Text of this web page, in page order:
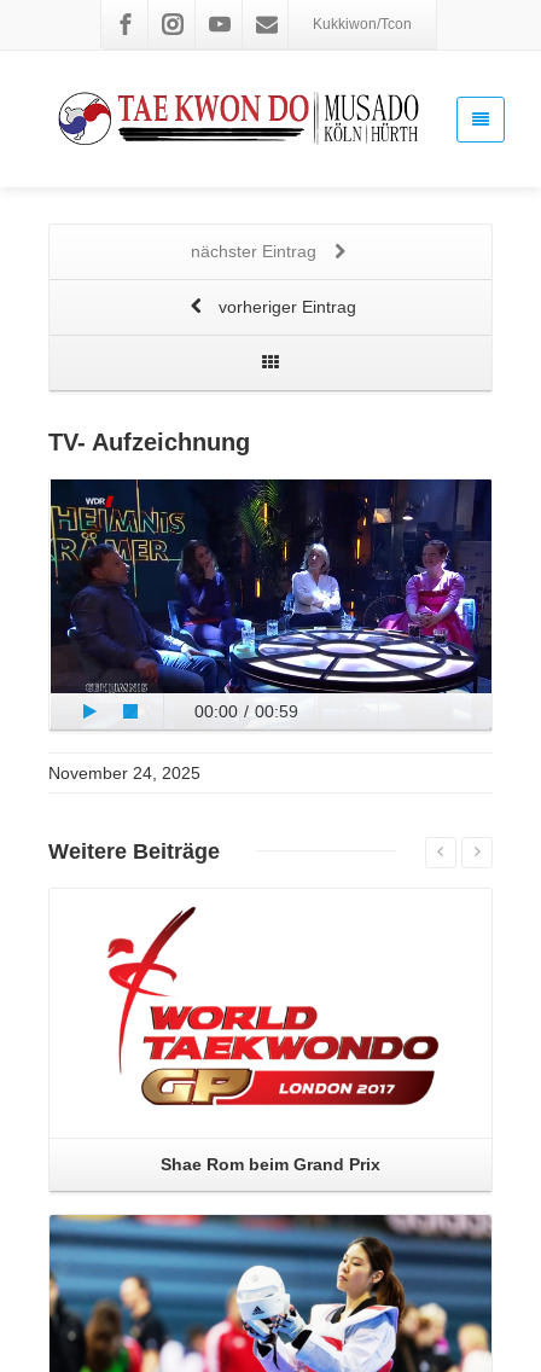
Kukkiwon/Tcon
nächster Eintrag
vorheriger Eintrag
TV- Aufzeichnung
00:00 / 00:59
November 24, 2025
Weitere Beiträge
Shae Rom beim Grand Prix